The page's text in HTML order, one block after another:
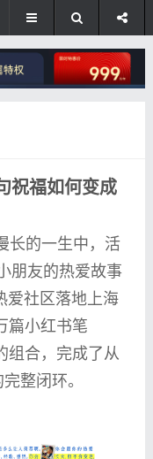
祝福如何变成
长的一生中，活
朋友的热爱故事
爱社区落地上海
篇小红书笔
组合，完成了从
整闭环。